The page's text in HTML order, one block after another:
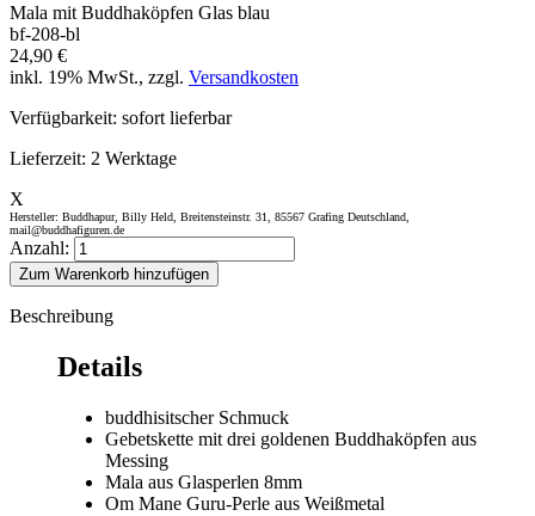
Mala mit Buddhaköpfen Glas blau
bf-208-bl
24,90 €
inkl. 19% MwSt., zzgl. Versandkosten
Verfügbarkeit: sofort lieferbar
Lieferzeit: 2 Werktage
X
Hersteller: Buddhapur, Billy Held, Breitensteinstr. 31, 85567 Grafing Deutschland,
mail@buddhafiguren.de
Anzahl:
Zum Warenkorb hinzufügen
Beschreibung
Details
buddhisitscher Schmuck
Gebetskette mit drei goldenen Buddhaköpfen aus
Messing
Mala aus Glasperlen 8mm
Om Mane Guru-Perle aus Weißmetal